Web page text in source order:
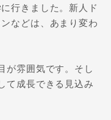
行きました。新人ド
などは、あまり変わ
が雰囲気です。そし
て成長できる見込み